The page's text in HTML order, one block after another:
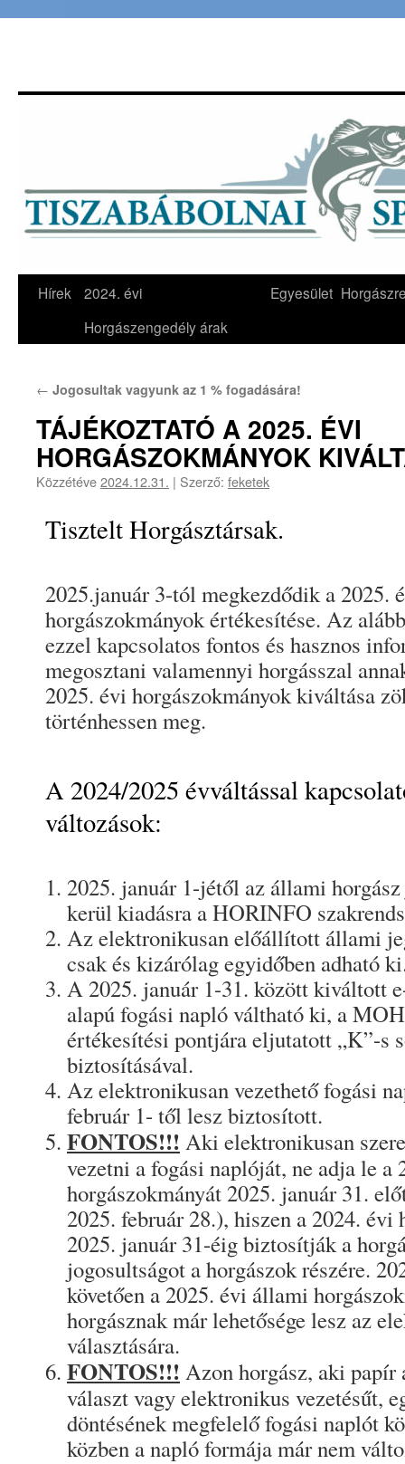
Hírek
2024. évi
Horgászengedély árak
Egyesület
← Jogosultak vagyunk az 1 % fogadására!
TÁJÉKOZTATÓ A 2025. ÉVI
HORGÁSZOKMÁNYOK
Közzétéve2024.12.31. | Szerző: feketek
Tisztelt Horgásztársak.
2025.január 3-tól megkezdődik a 2025.
horgászokmányok értékesítése. Az
ezzel kapcsolatos fontos és hasznos
megosztani valamennyi horgásszal
2025. évi horgászokmányok kiváltása
történhessen meg.
A 2024/2025 évváltással
változások:
2025. január 1-jétől az állami
kerül kiadásra a HORINFO
Az elektronikusan előállított állami
csak és kizárólag egyidőben adható
A 2025. január 1-31. között kiváltott
alapú fogási napló váltható ki, a
értékesítési pontjára eljutatott „K”-s
biztosításával.
Az elektronikusan vezethető fogási
február 1- től lesz biztosított.
FONTOS!!! Aki elektronikusan
vezetni a fogási naplóját, ne adja le a
horgászokmányát 2025. január 31.
2025. február 28.), hiszen a 2024. évi
2025. január 31-éig biztosítják a
jogosultságot a horgászok részére.
követően a 2025. évi állami
horgásznak már lehetősége lesz az
választására.
FONTOS!!! Azon horgász, aki papír
választ vagy elektronikus vezetésűt,
döntésének megfelelő fogási naplót
közben a napló formája már nem